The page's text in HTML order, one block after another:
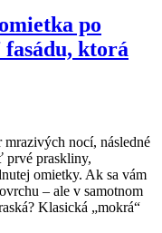
po
ktorá
mrazivých nocí, následné
prvé praskliny,
omietky. Ak sa vám
– ale v samotnom
Klasická „mokrá“